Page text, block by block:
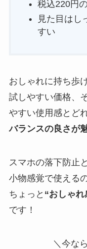
税込220円
見た目はし
すい
おしゃれに持ち歩
試しやすい価格、
やすい使用感とど
バランスの良さが
スマホの落下防止
小物感覚で使える
ちょっと “おしゃ
です！
＼今な